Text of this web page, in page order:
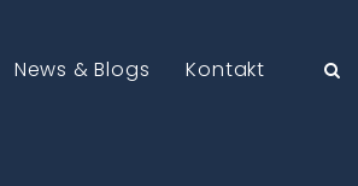
News & Blogs Kontakt